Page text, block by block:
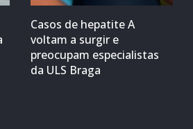
Casos de hepatite A
voltam a surgir e
preocupam especialistas
da ULS Braga